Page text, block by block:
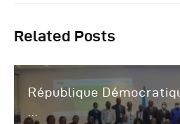
Related Posts
République